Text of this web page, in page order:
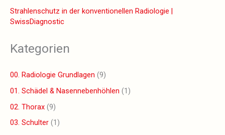
Strahlenschutz in der konventionellen Radiologie |
SwissDiagnostic
Kategorien
00. Radiologie Grundlagen (9)
01. Schädel & Nasennebenhöhlen (1)
02. Thorax (9)
03. Schulter (1)